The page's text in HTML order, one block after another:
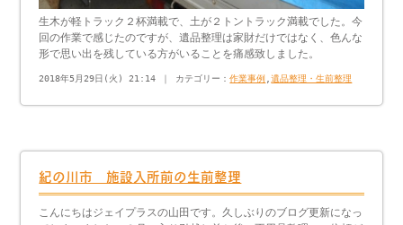
生木が軽トラック２杯満載で、土が２トントラック満載でした。今
回の作業で感じたのですが、遺品整理は家財だけではなく、色んな
形で思い出を残している方がいることを痛感致しました。
2018年5月29日(火) 21:14 ｜ カテゴリー：作業事例 ,遺品整理・生前整理
紀の川市 施設入所前の生前整理
こんにちはジェイプラスの山田です。久しぶりのブログ更新になっ